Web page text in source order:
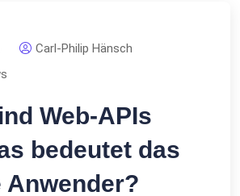
Carl-Philip Hänsch
Web-APIs
bedeutet das
Anwender?